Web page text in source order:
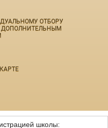
ОТБОРУ
школы: